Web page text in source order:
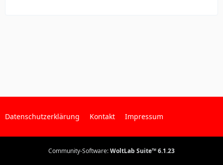
Datenschutzerklärung Kontakt Impressum
Community-Software:WoltLab Suite™ 6.1.23